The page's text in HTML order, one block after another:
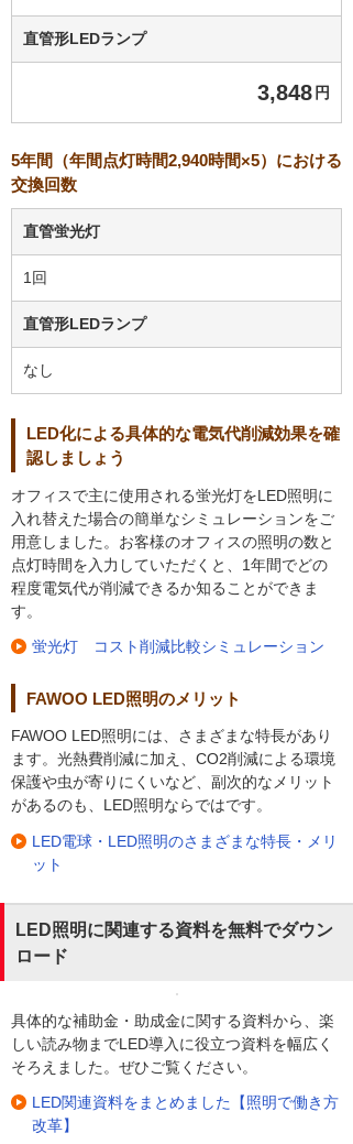
直管形LEDランプ
3,848 円
5年間（年間点灯時間2,940時間×5）における
交換回数
直管蛍光灯
1回
直管形LEDランプ
なし
LED化による具体的な電気代削減効果を確
認しましょう
オフィスで主に使用される蛍光灯をLED照明に
入れ替えた場合の簡単なシミュレーションをご
用意しました。お客様のオフィスの照明の数と
点灯時間を入力していただくと、1年間でどの
程度電気代が削減できるか知ることができま
す。
蛍光灯 コスト削減比較シミュレーション
FAWOO LED照明のメリット
FAWOO LED照明には、さまざまな特長があり
ます。光熱費削減に加え、CO2削減による環境
保護や虫が寄りにくいなど、副次的なメリット
があるのも、LED照明ならではです。
LED電球・LED照明のさまざまな特長・メリ
ット
LED照明に関連する資料を無料でダウン
ロード
具体的な補助金・助成金に関する資料から、楽
しい読み物までLED導入に役立つ資料を幅広く
そろえました。ぜひご覧ください。
LED関連資料をまとめました【照明で働き方
改革】